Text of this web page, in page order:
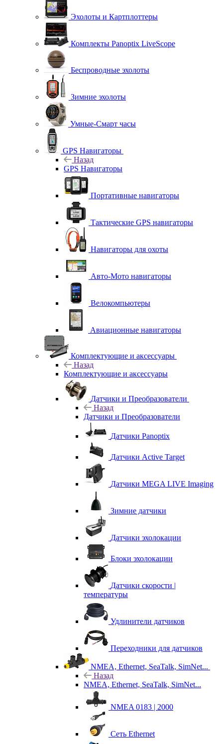
Эхолоты и Картплоттеры
Комплекты Panoptix LiveScope
Беспроводные эхолоты
Зимние эхолоты
Умные-Смарт часы
GPS Навигаторы
Назад
GPS Навигаторы
Портативные навигаторы
Тактические GPS навигаторы
Навигаторы для охоты
Авто-Мото навигаторы
Велокомпьютеры
Авиационные навигаторы
Комплектующие и аксессуары
Назад
Комплектующие и аксессуары
Датчики и Преобразователи
Назад
Датчики и Преобразователи
Датчики Panoptix
Датчики Active Target
Датчики MEGA LIVE Imaging
Зимние датчики
Датчики эхолокации
Блоки эхолокации
Датчики скорости |
температуры
Удлинители датчиков
Переходники для датчиков
NMEA, Ethernet, SeaTalk, SimNet...
Назад
NMEA, Ethernet, SeaTalk, SimNet...
NMEA 0183 | 2000
Сеть Ethernet